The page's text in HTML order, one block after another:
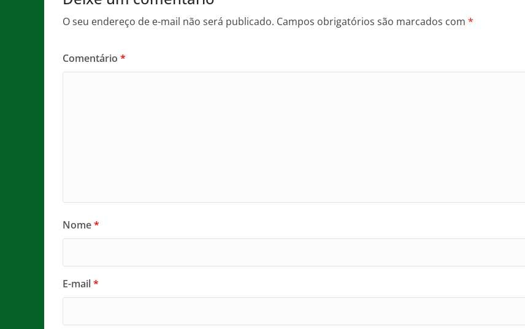
O seu endereço de e-mail não será publicado. Campos obrigatórios são marcados com *
Comentário *
Nome*
E-mail*